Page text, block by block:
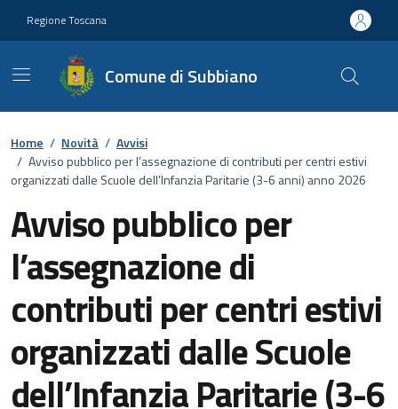
Regione Toscana
Comune di Subbiano
Home / Novità / Avvisi
/ Avviso pubblico per l’assegnazione di contributi per centri estivi
organizzati dalle Scuole dell’Infanzia Paritarie (3-6 anni) anno 2026
Avviso pubblico per
l’assegnazione di
contributi per centri estivi
organizzati dalle Scuole
dell’Infanzia Paritarie (3-6